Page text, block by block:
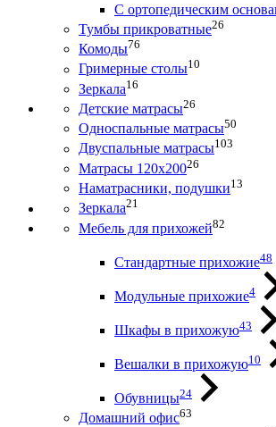
С ортопедическим
Тумбы прикроватные26
Комоды76
Гримерные столы10
Зеркала16
Детские матрасы26
Односпальные матрасы50
Двуспальные матрасы103
Матрасы 120х20026
Наматрасники, подушки13
Зеркала21
Мебель для прихожей82
Стандартные прихожие48
Модульные прихожие4
Шкафы в прихожую43
Вешалки в прихожую10
Обувницы24
Домашний офис63